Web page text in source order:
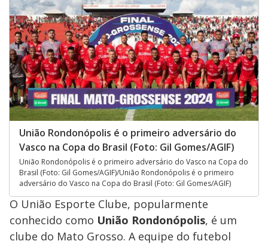
União Rondonópolis é o primeiro adversário do
Vasco na Copa do Brasil (Foto: Gil Gomes/AGIF)
União Rondonópolis é o primeiro adversário do Vasco na Copa do
Brasil (Foto: Gil Gomes/AGIF)/União Rondonópolis é o primeiro
adversário do Vasco na Copa do Brasil (Foto: Gil Gomes/AGIF)
O União Esporte Clube, popularmente
conhecido como União Rondonópolis, é um
clube do Mato Grosso. A equipe do futebol